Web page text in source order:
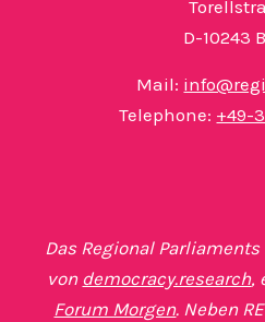
D-10243
Mail:
Telephone: +49-
Das Regional
von democracy.research,
Forum Morgen. Neben